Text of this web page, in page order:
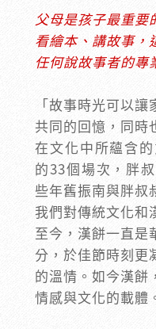
父母是孩子最重要
看繪本、講故事，
任何說故事者的專
「故事時光可以
共同的回憶，同時
在文化中所蘊含
的33個場次，胖
些年舊振南與胖叔
我們對傳統文化和
至今，漢餅一直是
分，於佳節時刻更
的溫情。如今漢餅
情感與文化的載體